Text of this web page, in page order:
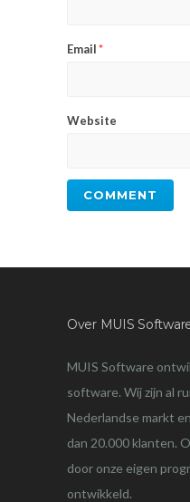
Email*
Website
Over MUIS
MUIS Software
software. Wij zijn al
Nederlandse markt
dan 20.000 klanten.
door onze eigen
ontwikkeld.